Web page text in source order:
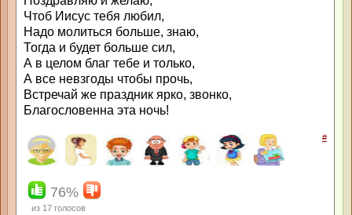
Чтоб Иисус тебя любил,
Надо молиться больше, знаю,
Тогда и будет больше сил,
А в целом благ тебе и только,
А все невзгоды чтобы прочь,
Встречай же праздник ярко, звонко,
Благословенна эта ночь!
#
76%
из 17 голосов